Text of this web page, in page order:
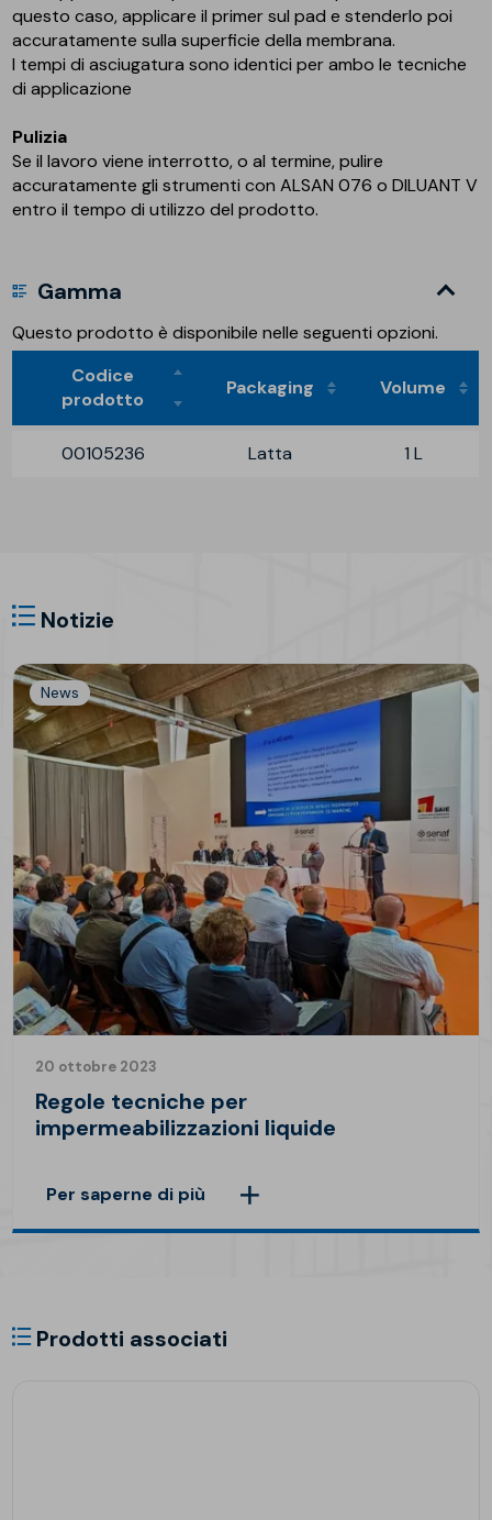
questo caso, applicare il primer sul pad e stenderlo poi
accuratamente sulla superficie della membrana.
I tempi di asciugatura sono identici per ambo le tecniche
di applicazione
Pulizia
Se il lavoro viene interrotto, o al termine, pulire
accuratamente gli strumenti con ALSAN 076 o DILUANT V
entro il tempo di utilizzo del prodotto.
Gamma
Questo prodotto è disponibile nelle seguenti opzioni.
Codice
prodotto
Packaging Volume
00105236 Latta 1 L
Notizie
News
20 ottobre 2023
Regole tecniche per
impermeabilizzazioni liquide
Per saperne di più
Prodotti associati